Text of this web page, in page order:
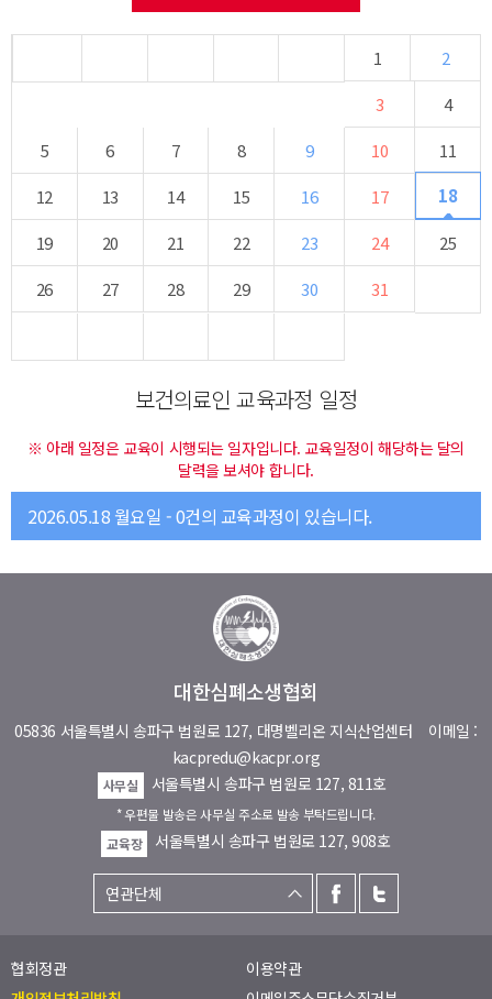
1
2
3
4
5
6 7 8 9 10
11
12
13 14 15 16 17 18
19 20 21 22 23 24
25
26
27 28 29 30 31
보건의료인 교육과정 일정
※ 아래 일정은 교육이 시행되는 일자입니다. 교육일정이 해당하는 달의
달력을 보셔야 합니다.
2026.05.18 월요일 - 0건의 교육과정이 있습니다.
대한심폐소생협회
05836 서울특별시 송파구 법원로 127, 대명벨리온 지식산업센터 이메일 :
kacpredu@kacpr.org
사무실 서울특별시 송파구 법원로 127, 811호
* 우편물 발송은 사무실 주소로 발송 부탁드립니다.
교육장
서울특별시 송파구 법원로 127, 908호
협회정관
이용약관